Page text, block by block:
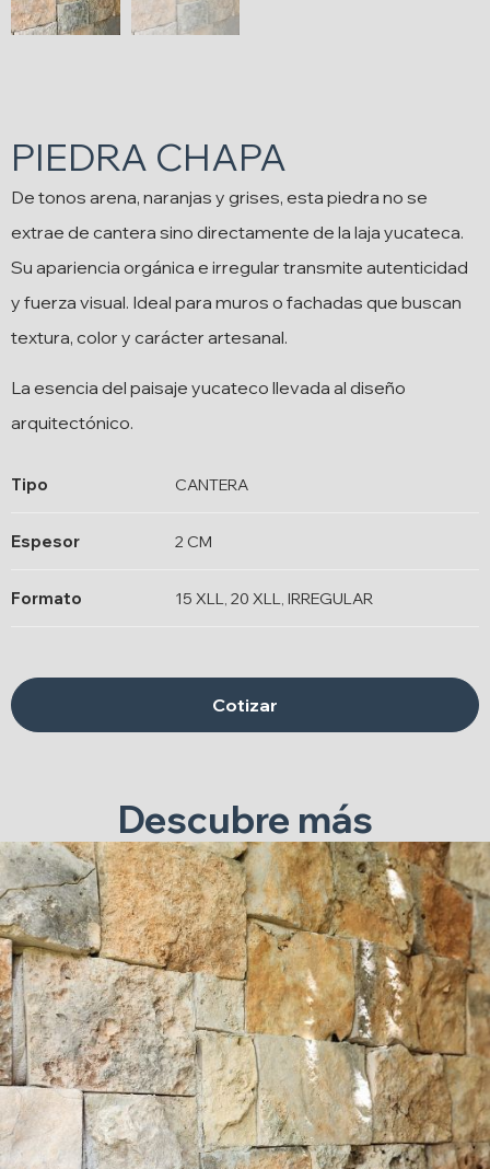
PIEDRA CHAPA
De tonos arena, naranjas y grises, esta piedra no se
extrae de cantera sino directamente de la laja yucateca.
Su apariencia orgánica e irregular transmite autenticidad
y fuerza visual. Ideal para muros o fachadas que buscan
textura, color y carácter artesanal.
La esencia del paisaje yucateco llevada al diseño
arquitectónico.
Tipo CANTERA
Espesor 2 CM
Formato 15 XLL, 20 XLL, IRREGULAR
Cotizar
Descubre más